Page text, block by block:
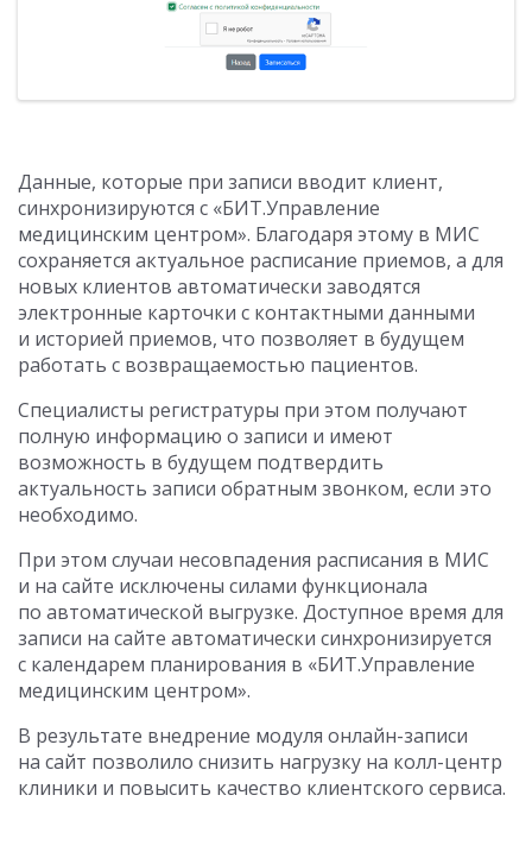
Данные, которые при записи вводит клиент,
синхронизируются с «БИТ.Управление
медицинским центром». Благодаря этому в МИС
сохраняется актуальное расписание приемов, а для
новых клиентов автоматически заводятся
электронные карточки с контактными данными
и историей приемов, что позволяет в будущем
работать с возвращаемостью пациентов.
Специалисты регистратуры при этом получают
полную информацию о записи и имеют
возможность в будущем подтвердить
актуальность записи обратным звонком, если это
необходимо.
При этом случаи несовпадения расписания в МИС
и на сайте исключены силами функционала
по автоматической выгрузке. Доступное время для
записи на сайте автоматически синхронизируется
с календарем планирования в «БИТ.Управление
медицинским центром».
В результате внедрение модуля онлайн-записи
на сайт позволило снизить нагрузку на колл-центр
клиники и повысить качество клиентского сервиса.